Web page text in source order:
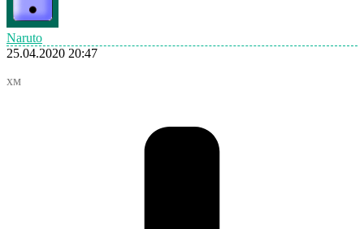
Naruto
25.04.2020 20:47
хм